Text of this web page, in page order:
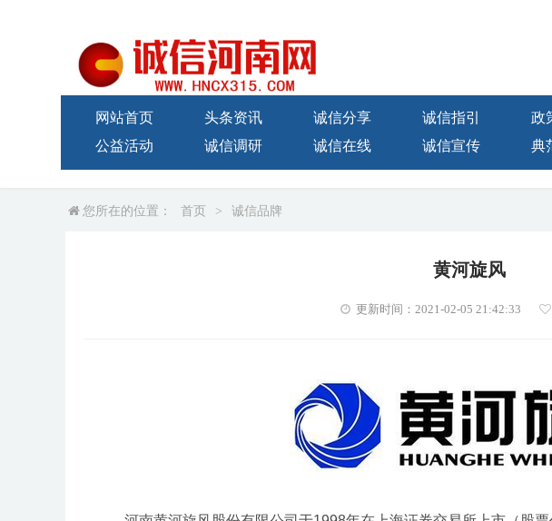
网站首页 头条资讯 诚信分享 诚信指引 政
公益活动
诚信调研 诚信在线 诚信宣传 典
您所在的位置： 首页 > 诚信品牌
黄河旋风
更新时间：2021-02-05 21:42:33